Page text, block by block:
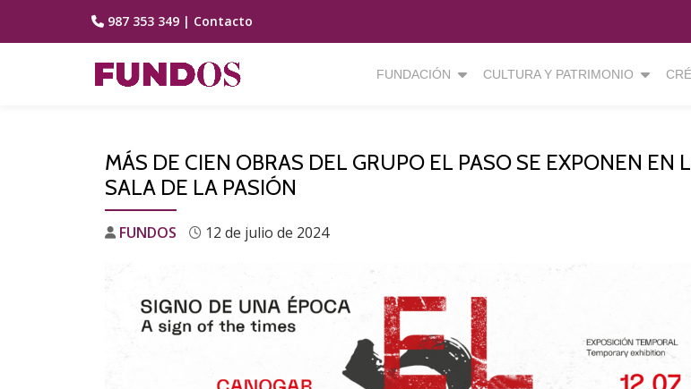
Saltar
987 353 349 | Contacto
FUNDACIÓN CULTURA Y PATRIMONIO
MÁS DE CIEN OBRAS DEL GRUPO EL PASO SE EXPONEN EN
SALA DE LA PASIÓN
FUNDOS 12 de julio de 2024